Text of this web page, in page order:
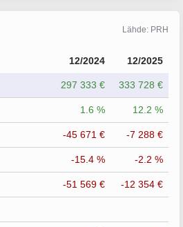
Lähde: PRH
12/2024 12/2025
297 333 € 333 728 €
1.6 % 12.2 %
-45 671 € -7 288 €
-15.4 % -2.2 %
-51 569 € -12 354 €